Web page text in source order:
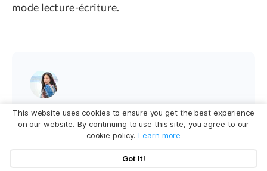
mode lecture-écriture.
Eloise Yang
Étienne, éditrice passionnée de technologie, se
This website uses cookies to ensure you get the best experience
on our website. By continuing to use this site, you agree to our
cookie policy.Learn more
Got It!